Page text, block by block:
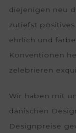
diejenigen neu
zutiefst
ehrlich und
Konventionen
zelebrieren
Wir haben mit
dänischen
Designpreise